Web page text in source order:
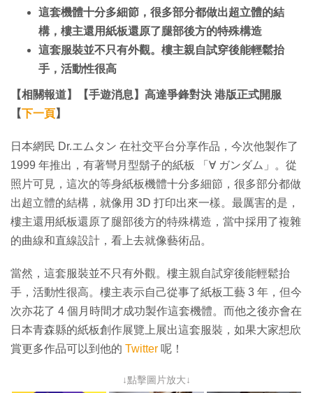
這套機體十分多細節，很多部分都做出超立體的結
構，樓主還用紙板還原了腿部後方的特殊構造
這套服裝並不只有外觀。樓主親自試穿後能輕鬆抬
手，活動性很高
【相關報道】【手遊消息】高達爭鋒對決 港版正式開服
【下一頁】
日本網民 Dr.エムタン 在社交平台分享作品，今次他製作了
1999 年推出，有著彎月型鬍子的紙板 「∀ ガンダム」。從
照片可見，這次的等身紙板機體十分多細節，很多部分都做
出超立體的結構，就像用 3D 打印出來一樣。最厲害的是，
樓主還用紙板還原了腿部後方的特殊構造，當中採用了複雜
的曲線和直線設計，看上去就像藝術品。
當然，這套服裝並不只有外觀。樓主親自試穿後能輕鬆抬
手，活動性很高。樓主表示自己從事了紙板工藝 3 年，但今
次亦花了 4 個月時間才成功製作這套機體。而他之後亦會在
日本青森縣的紙板創作展覽上展出這套服裝，如果大家想欣
賞更多作品可以到他的 Twitter 呢！
↓點擊圖片放大↓